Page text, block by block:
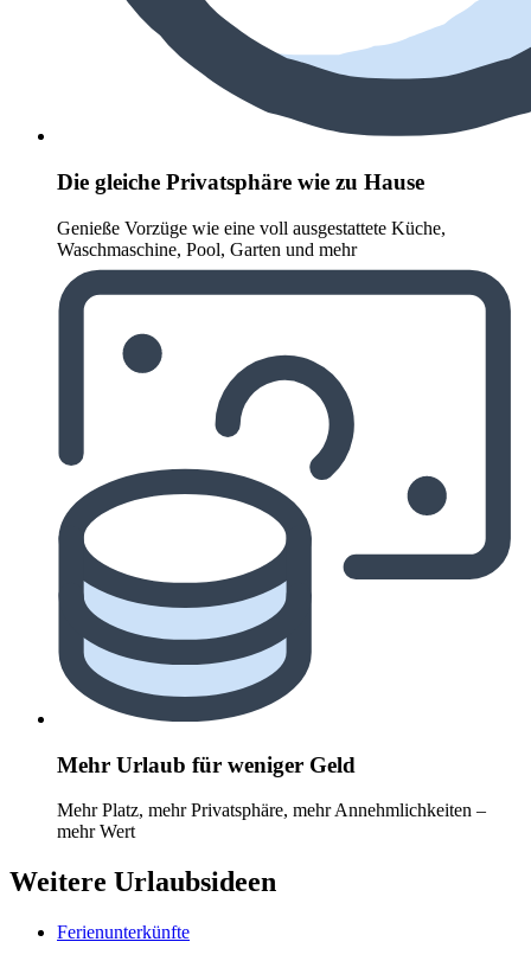
Die gleiche Privatsphäre wie zu Hause
Genieße Vorzüge wie eine voll ausgestattete Küche,
Waschmaschine, Pool, Garten und mehr
Mehr Urlaub für weniger Geld
Mehr Platz, mehr Privatsphäre, mehr Annehmlichkeiten –
mehr Wert
Weitere Urlaubsideen
Ferienunterkünfte